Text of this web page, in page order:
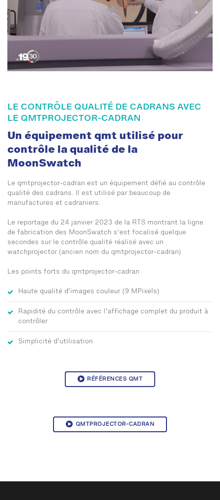
LE CONTRÔLE QUALITÉ DE CADRANS AVEC
LE QMTPROJECTOR-CADRAN
Un équipement qmt utilisé pour
contrôle la qualité de la
MoonSwatch
Le qmtprojector-cadran est un équipement défié au contrôle
qualité des cadrans. Il est utilisé par beaucoup de
manufactures et cadraniers.
Le reportage du 24 janvier 2023 de la RTS montrant la ligne
de fabrication des MoonSwatch s'est focalisé quelque
secondes sur le contrôle qualité réalisé avec un
watchprojector (ancien nom du qmtprojector-cadran)
Les points forts du qmtprojector-cadran
Haute qualité d’images couleur (9 MPixels)
Rapidité du contrôle avec l’affichage complet du produit à
contrôler
Simplicité d’utilisation
RÉFÉRENCES QMT
QMTPROJECTOR-CADRAN